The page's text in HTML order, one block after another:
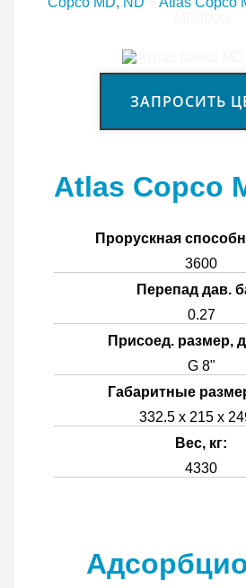
ЗАПРОСИТЬ
Atlas Copco
Прорускная
3600
Перепад дав.
0.27
Присоед. размер,
G 8"
Габаритные
332.5 х 215 х
Вес, кг:
4330